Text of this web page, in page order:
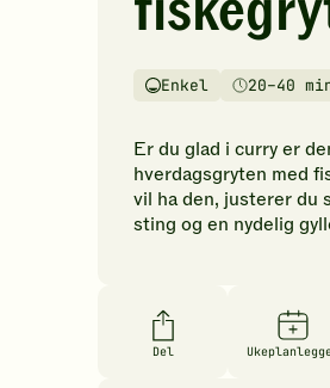
vurderinger.
Bli
første
å
vurdere
denne
oppskriften.
Vanskelighetsgrad
Enkel
Tilberedningstid20–40
Er du glad i curry er
hverdagsgryten med
vil ha den, justerer du
sting og en nydelig
Del